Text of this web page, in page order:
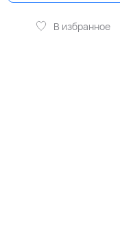
В избранное